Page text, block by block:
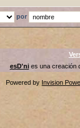
por
esD'nies una creación
Powered by Invision